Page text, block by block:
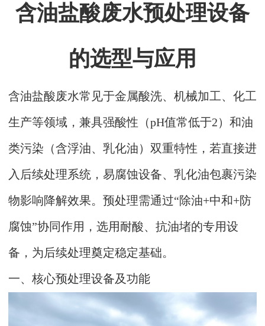
含油盐酸废水预处理设备
的选型与应用
含油盐酸废水常见于金属酸洗、机械加工、化工
生产等领域，兼具强酸性（pH值常低于2）和油
类污染（含浮油、乳化油）双重特性，若直接进
入后续处理系统，易腐蚀设备、乳化油包裹污染
物影响降解效果。预处理需通过“除油+中和+防
腐蚀”协同作用，选用耐酸、抗油堵的专用设
备，为后续处理奠定稳定基础。
一、核心预处理设备及功能